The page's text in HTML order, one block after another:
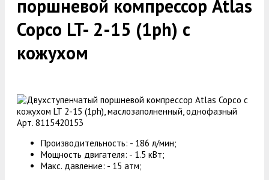
поршневой компрессор Atlas
Copco LT- 2-15 (1ph) с
кожухом
Арт. 8115420153
Производительность: - 186 л/мин;
Мощность двигателя: - 1.5 кВт;
Макс. давление: - 15 атм;